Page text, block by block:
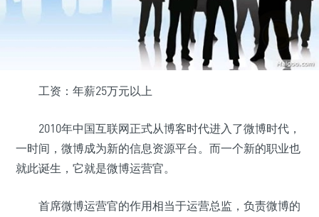
工资：年薪25万元以上
2010年中国互联网正式从博客时代进入了微博时代，
一时间，微博成为新的信息资源平台。而一个新的职业也
就此诞生，它就是微博运营官。
首席微博运营官的作用相当于运营总监，负责微博的